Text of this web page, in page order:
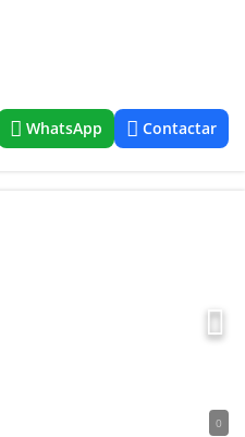
WhatsApp Contactar
0